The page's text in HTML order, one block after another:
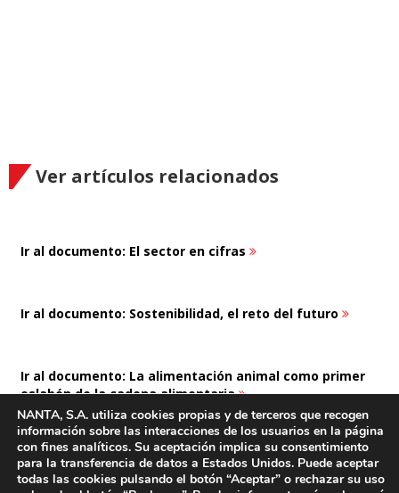
Ver artículos relacionados
Ir al documento: El sector en cifras
Ir al documento: Sostenibilidad, el reto del futuro
Ir al documento: La alimentación animal como primer
eslabón de la cadena alimentaria
NANTA, S.A. utiliza cookies propias y de terceros que recogen
información sobre las interacciones de los usuarios en la página
con fines analíticos. Su aceptación implica su consentimiento
para la transferencia de datos a Estados Unidos. Puede aceptar
todas las cookies pulsando el botón “Aceptar” o rechazar su uso